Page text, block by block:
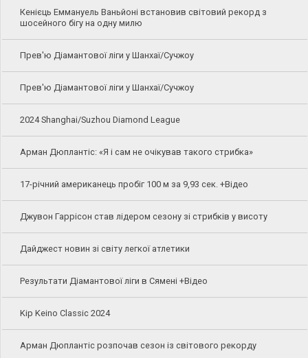
Кенієць Еммануель Ваньйоні встановив світовий рекорд з
шосейного бігу на одну милю
Прев'ю Діамантової ліги у Шанхаї/Сучжоу
Прев'ю Діамантової ліги у Шанхаї/Сучжоу
2024 Shanghai/Suzhou Diamond League
Арман Дюплантіс: «Я і сам не очікував такого стрибка»
17-річний американець пробіг 100 м за 9,93 сек. +Відео
Джувон Гаррісон став лідером сезону зі стрибків у висоту
Дайджест новин зі світу легкої атлетики
Результати Діамантової ліги в Сямені +Відео
Kip Keino Classic 2024
Арман Дюплантіс розпочав сезон із світового рекорду